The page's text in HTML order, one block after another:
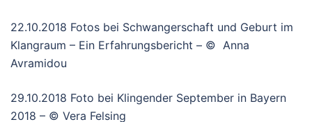
22.10.2018 Fotos bei Schwangerschaft und Geburt im
Klangraum – Ein Erfahrungsbericht – © Anna
Avramidou
29.10.2018 Foto bei Klingender September in Bayern
2018 – © Vera Felsing